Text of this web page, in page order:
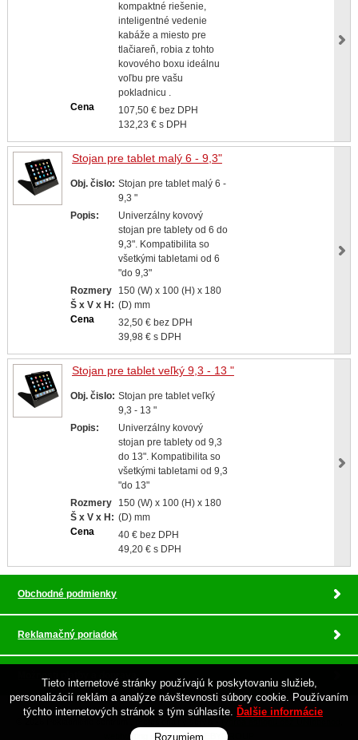
kompaktné riešenie,
inteligentné vedenie
kabáže a miesto pre
tlačiareň, robia z tohto
kovového boxu ideálnu
voľbu pre vašu
pokladnicu .
Cena
107,50 € bez DPH
132,23 € s DPH
Stojan pre tablet malý 6 - 9,3"
Obj. čislo: Stojan pre tablet malý 6 -
9,3 "
Popis:
Univerzálny kovový
stojan pre tablety od 6 do
9,3". Kompatibilita so
všetkými tabletami od 6
"do 9,3"
Rozmery
Š x V x H:
150 (W) x 100 (H) x 180
(D) mm
Cena
32,50 € bez DPH
39,98 € s DPH
Stojan pre tablet veľký 9,3 - 13 "
Obj. čislo: Stojan pre tablet veľký
9,3 - 13 "
Popis:
Univerzálny kovový
stojan pre tablety od 9,3
do 13". Kompatibilita so
všetkými tabletami od 9,3
"do 13"
Rozmery
Š x V x H:
150 (W) x 100 (H) x 180
(D) mm
Cena
40 € bez DPH
49,20 € s DPH
Obchodné podmienky
Reklamačný poriadok
webhosting
spoločnostiWEBYGROUP
Tieto internetové stránky používajú k poskytovaniu služieb,
personalizácií reklám a analýze návštevnosti súbory cookie. Používaním
týchto internetových stránok s tým súhlasíte. Ďalšie informácie
Rozumiem